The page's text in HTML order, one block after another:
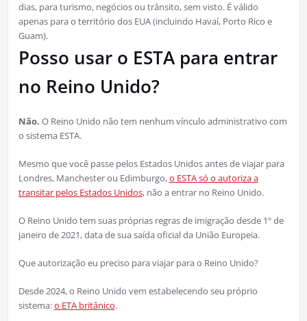
dias, para turismo, negócios ou trânsito, sem visto. É válido
apenas para o território dos EUA (incluindo Havaí, Porto Rico e
Guam).
Posso usar o ESTA para entrar
no Reino Unido?
Não. O Reino Unido não tem nenhum vínculo administrativo com
o sistema ESTA.
Mesmo que você passe pelos Estados Unidos antes de viajar para
Londres, Manchester ou Edimburgo,o ESTA só o autoriza a
transitar pelos Estados Unidos, não a entrar no Reino Unido.
O Reino Unido tem suas próprias regras de imigração desde 1º de
janeiro de 2021, data de sua saída oficial da União Europeia.
Que autorização eu preciso para viajar para o Reino Unido?
Desde 2024, o Reino Unido vem estabelecendo seu próprio
sistema:o ETA britânico.